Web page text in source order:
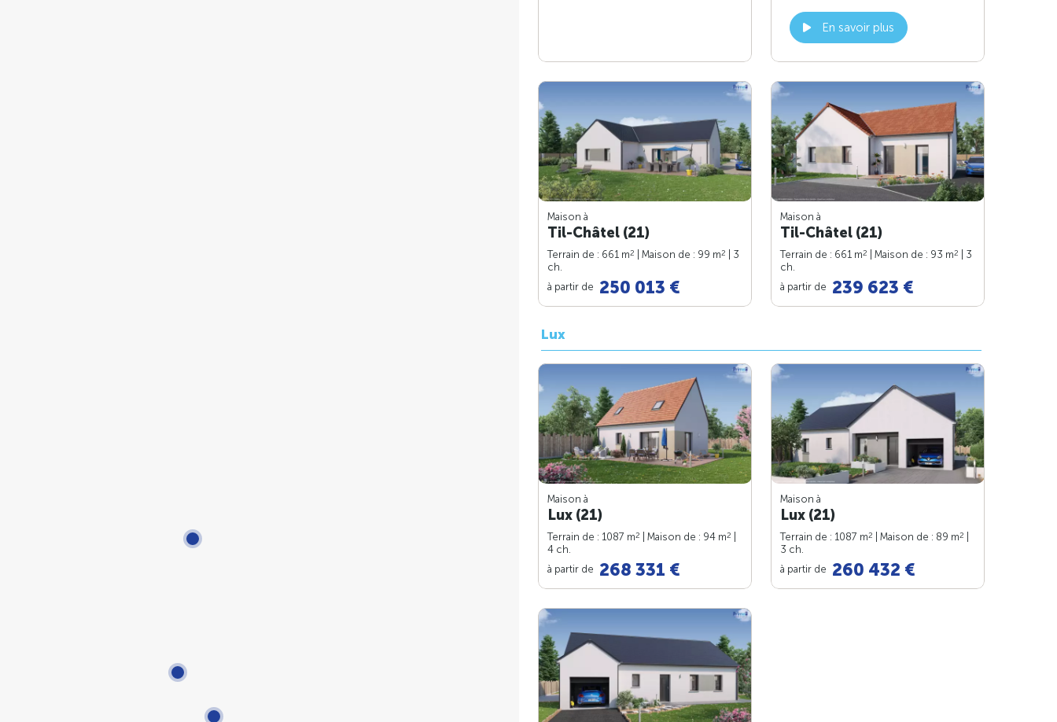
En savoir plus
Maison à
Til-Châtel (21)
Terrain de : 661 m2 | Maison de : 99 m2
| 3
ch.
à partir de 250 013 €
Maison à
Til-Châtel (21)
Terrain de : 661 m2 | Maison de : 93 m2
| 3
ch.
à partir de 239 623 €
Lux
Maison à
Lux (21)
Terrain de : 1087 m2 | Maison de : 94 m2
4 ch.
à partir de 268 331 €
Maison à
Lux (21)
Terrain de : 1087 m2 | Maison de : 89 m2
3 ch.
à partir de 260 432 €